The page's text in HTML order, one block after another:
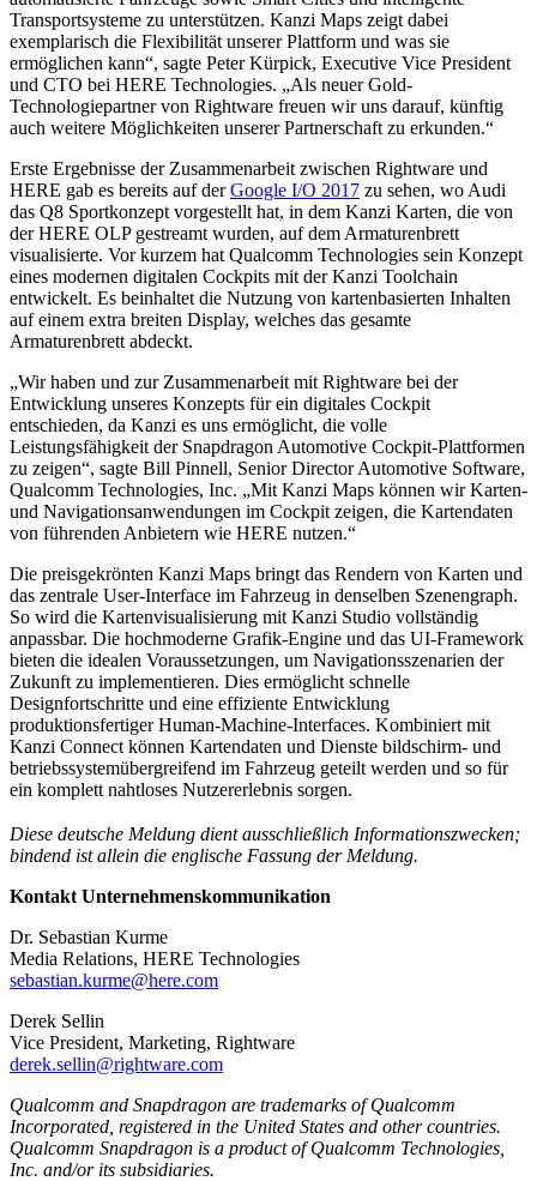
Transportsysteme zu unterstützen. Kanzi Maps zeigt dabei
exemplarisch die Flexibilität unserer Plattform und was sie
ermöglichen kann“, sagte Peter Kürpick, Executive Vice President
und CTO bei HERE Technologies. „Als neuer Gold-
Technologiepartner von Rightware freuen wir uns darauf, künftig
auch weitere Möglichkeiten unserer Partnerschaft zu erkunden.“
Erste Ergebnisse der Zusammenarbeit zwischen Rightware und
HERE gab es bereits auf derGoogle I/O 2017 zu sehen, wo Audi
das Q8 Sportkonzept vorgestellt hat, in dem Kanzi Karten, die von
der HERE OLP gestreamt wurden, auf dem Armaturenbrett
visualisierte. Vor kurzem hat Qualcomm Technologies sein Konzept
eines modernen digitalen Cockpits mit der Kanzi Toolchain
entwickelt. Es beinhaltet die Nutzung von kartenbasierten Inhalten
auf einem extra breiten Display, welches das gesamte
Armaturenbrett abdeckt.
„Wir haben und zur Zusammenarbeit mit Rightware bei der
Entwicklung unseres Konzepts für ein digitales Cockpit
entschieden, da Kanzi es uns ermöglicht, die volle
Leistungsfähigkeit der Snapdragon Automotive Cockpit-Plattformen
zu zeigen“, sagte Bill Pinnell, Senior Director Automotive Software,
Qualcomm Technologies, Inc. „Mit Kanzi Maps können wir Karten-
und Navigationsanwendungen im Cockpit zeigen, die Kartendaten
von führenden Anbietern wie HERE nutzen.“
Die preisgekrönten Kanzi Maps bringt das Rendern von Karten und
das zentrale User-Interface im Fahrzeug in denselben Szenengraph.
So wird die Kartenvisualisierung mit Kanzi Studio vollständig
anpassbar. Die hochmoderne Grafik-Engine und das UI-Framework
bieten die idealen Voraussetzungen, um Navigationsszenarien der
Zukunft zu implementieren. Dies ermöglicht schnelle
Designfortschritte und eine effiziente Entwicklung
produktionsfertiger Human-Machine-Interfaces. Kombiniert mit
Kanzi Connect können Kartendaten und Dienste bildschirm- und
betriebssystemübergreifend im Fahrzeug geteilt werden und so für
ein komplett nahtloses Nutzererlebnis sorgen.
Diese deutsche Meldung dient ausschließlich Informationszwecken;
bindend ist allein die englische Fassung der Meldung.
Kontakt Unternehmenskommunikation​
Dr. Sebastian Kurme
Media Relations, HERE Technologies
sebastian.kurme@here.com
Derek Sellin
Vice President, Marketing, Rightware
derek.sellin@rightware.com
Qualcomm and Snapdragon are trademarks of Qualcomm
Incorporated, registered in the United States and other countries.
Qualcomm Snapdragon is a product of Qualcomm Technologies,
Inc. and/or its subsidiaries.